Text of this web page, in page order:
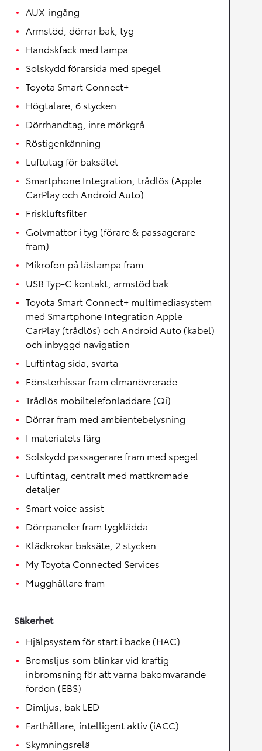
AUX-ingång
Armstöd, dörrar bak, tyg
Handskfack med lampa
Solskydd förarsida med spegel
Toyota Smart Connect+
Högtalare, 6 stycken
Dörrhandtag, inre mörkgrå
Röstigenkänning
Luftutag för baksätet
Smartphone Integration, trådlös (Apple
CarPlay och Android Auto)
Friskluftsfilter
Golvmattor i tyg (förare & passagerare
fram)
Mikrofon på läslampa fram
USB Typ-C kontakt, armstöd bak
Toyota Smart Connect+ multimediasystem
med Smartphone Integration Apple
CarPlay (trådlös) och Android Auto (kabel)
och inbyggd navigation
Luftintag sida, svarta
Fönsterhissar fram elmanövrerade
Trådlös mobiltelefonladdare (Qi)
Dörrar fram med ambientebelysning
I materialets färg
Solskydd passagerare fram med spegel
Luftintag, centralt med mattkromade
detaljer
Smart voice assist
Dörrpaneler fram tygklädda
Klädkrokar baksäte, 2 stycken
My Toyota Connected Services
Mugghållare fram
Säkerhet
Hjälpsystem för start i backe (HAC)
Bromsljus som blinkar vid kraftig
inbromsning för att varna bakomvarande
fordon (EBS)
Dimljus, bak LED
Farthållare, intelligent aktiv (iACC)
Skymningsrelä